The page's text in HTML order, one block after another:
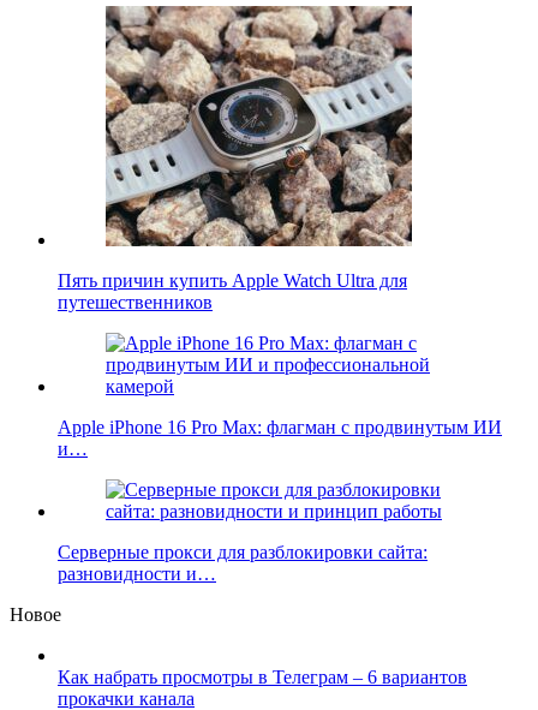
Пять причин купить Apple Watch Ultra для
путешественников
Apple iPhone 16 Pro Max: флагман с продвинутым ИИ
и…
Серверные прокси для разблокировки сайта:
разновидности и…
Новое
Как набрать просмотры в Телеграм – 6 вариантов
прокачки канала